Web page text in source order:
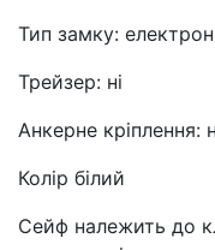
Тип замку:
Трейзер: ні
Анкерне кріплення:
Колір білий
Сейф належить до